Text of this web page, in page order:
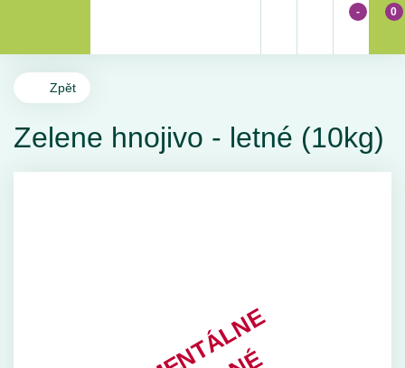
- 0
Zpět
Zelene hnojivo - letné (10kg)